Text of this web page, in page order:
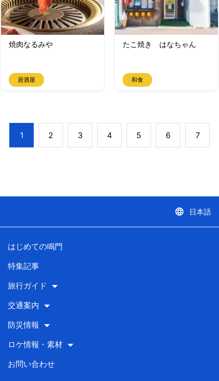
焼肉なるみや
居酒屋
たこ焼き はなちゃん
和食
1 2 3 4 5 6 7
language 日本語
はじめての鳴門
特集記事
旅行ガイド
交通案内
防災情報
ロケ情報・素材
お問い合わせ